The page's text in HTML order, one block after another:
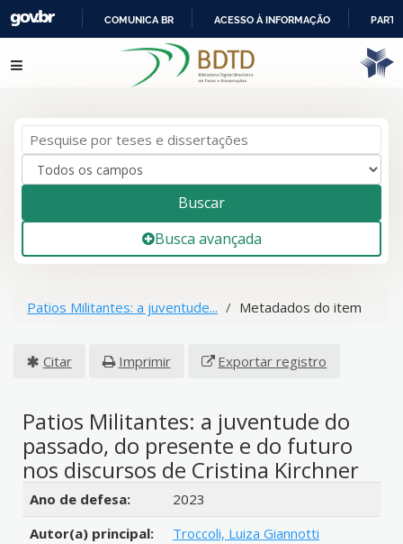
IR
PARA
COMUNICA BR ACESSO À INFORMAÇÃO
Pular para o conteúdo
Buscar
Busca avançada
Patios Militantes: a juventude... Metadados do item
Citar Imprimir Exportar registro
Patios Militantes: a juventude do
passado, do presente e do futuro
nos discursos de Cristina Kirchner
Detalhes bibliográficos
Ano de defesa:
2023
Autor(a) principal:
Troccoli, Luiza Giannotti